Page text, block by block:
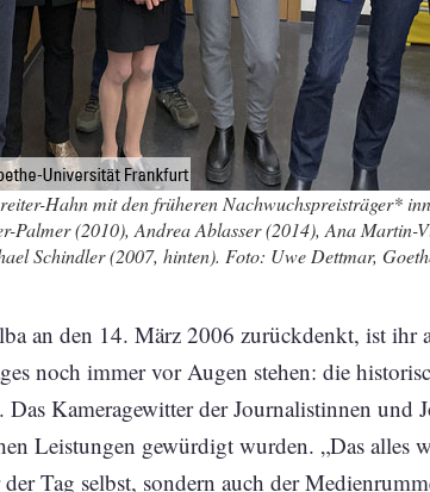
Hahn mit den früheren Nachwuchspreisträger*
Palmer (2010), Andrea Ablasser (2014), Ana Martin-
Schindler (2007, hinten). Foto: Uwe Dettmar,
an den 14. März 2006 zurückdenkt, ist ihr
noch immer vor Augen stehen: die
Kameragewitter der Journalistinnen und
Leistungen gewürdigt wurden. „Das alles
Tag selbst, sondern auch der